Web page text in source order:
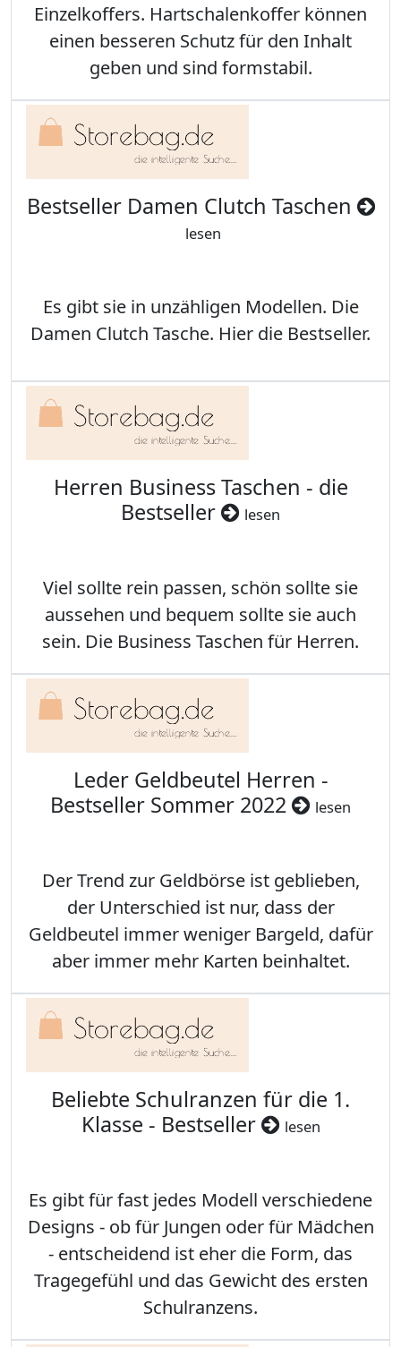
Einzelkoffers. Hartschalenkoffer können
einen besseren Schutz für den Inhalt
geben und sind formstabil.
Bestseller Damen Clutch Taschen
lesen
Es gibt sie in unzähligen Modellen. Die
Damen Clutch Tasche. Hier die Bestseller.
Herren Business Taschen - die
Bestseller
lesen
Viel sollte rein passen, schön sollte sie
aussehen und bequem sollte sie auch
sein. Die Business Taschen für Herren.
Leder Geldbeutel Herren -
Bestseller Sommer 2022
lesen
Der Trend zur Geldbörse ist geblieben,
der Unterschied ist nur, dass der
Geldbeutel immer weniger Bargeld, dafür
aber immer mehr Karten beinhaltet.
Beliebte Schulranzen für die 1.
Klasse - Bestseller
lesen
Es gibt für fast jedes Modell verschiedene
Designs - ob für Jungen oder für Mädchen
- entscheidend ist eher die Form, das
Tragegefühl und das Gewicht des ersten
Schulranzens.